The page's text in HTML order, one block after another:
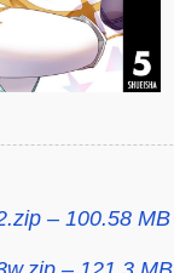
– 100.58 MB